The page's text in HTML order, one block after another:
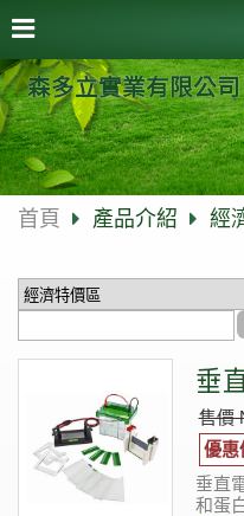
森多立實業有限公司
首頁 產品介紹 經
垂
售價
優惠
垂直
和蛋